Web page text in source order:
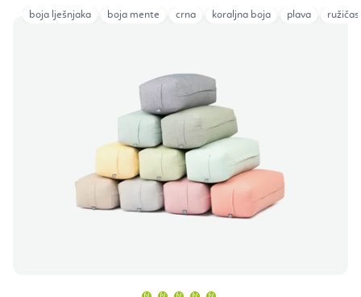
boja lješnjaka boja mente crna koraljna boja plava